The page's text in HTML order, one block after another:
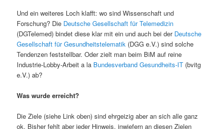
Und ein weiteres Loch klafft: wo sind Wissenschaft und
Forschung? Die Deutsche Gesellschaft für Telemedizin
(DGTelemed) bindet diese klar mit ein und auch bei der Deutsche
Gesellschaft für Gesundheitstelematik (DGG e.V.) sind solche
Tendenzen feststellbar. Oder zielt man beim BiM auf reine
Industrie-Lobby-Arbeit a la Bundesverband Gesundheits-IT (bvitg
e.V.) ab?
Was wurde erreicht?
Die Ziele (siehe Link oben) sind ehrgeizig aber an sich alle ganz
ok. Bisher fehlt aber jeder Hinweis, inwiefern an diesen Zielen